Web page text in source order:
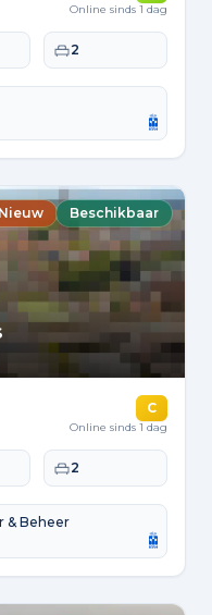
Online sinds 1 dag
Slaapkamers
2
Nieuw Beschikbaar
C
Online sinds 1 dag
Slaapkamers
2
& Beheer